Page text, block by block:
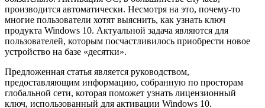
производится автоматически. Несмотря на это, почему-то
многие пользователи хотят выяснить, как узнать ключ
продукта Windows 10. Актуальной задача являются для
пользователей, которым посчастливилось приобрести новое
устройство на базе «десятки».
Предложенная статья является руководством,
предоставляющим информацию, собранную по просторам
глобальной сети, которая поможет узнать лицензионный
ключ, использованный для активации Windows 10.